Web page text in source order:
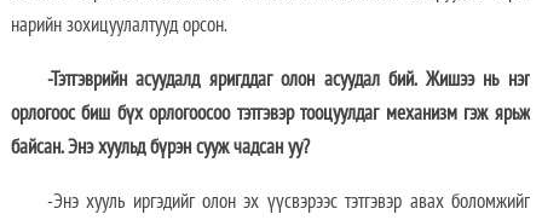
нарийн зохицуулалтууд орсон.
-Тэтгэврийн асуудалд яригддаг олон асуудал бий. Жишээ нь нэг
орлогоос биш бүх орлогоосоо тэтгэвэр тооцуулдаг механизм гэж ярьж
байсан. Энэ хуульд бүрэн сууж чадсан уу?
-Энэ хууль иргэдийг олон эх үүсвэрээс тэтгэвэр авах боломжийг